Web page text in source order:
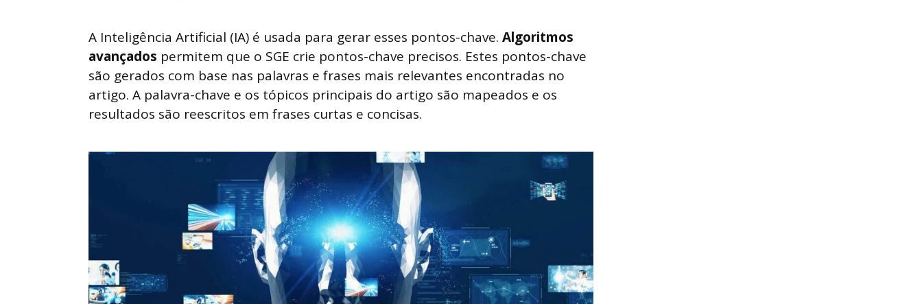
A Inteligência Artificial (IA) é usada para gerar esses pontos-chave. Algoritmos
avançados permitem que o SGE crie pontos-chave precisos. Estes pontos-chave
são gerados com base nas palavras e frases mais relevantes encontradas no
artigo. A palavra-chave e os tópicos principais do artigo são mapeados e os
resultados são reescritos em frases curtas e concisas.